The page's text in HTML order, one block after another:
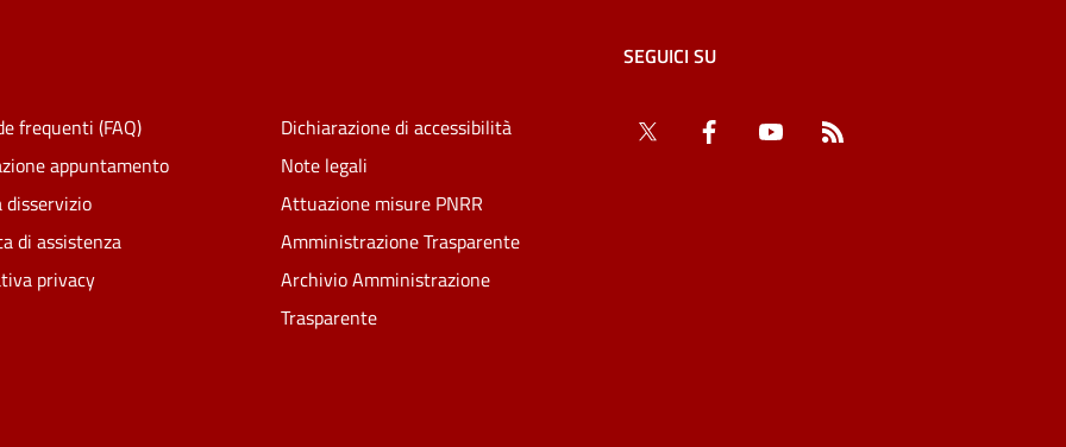
frequenti (FAQ)
appuntamento
disservizio
di assistenza
privacy
Dichiarazione di accessibilità
Note legali
Attuazione misure PNRR
Amministrazione Trasparente
Archivio Amministrazione
Trasparente
SEGUICI SU
Twitter Facebook YouTube